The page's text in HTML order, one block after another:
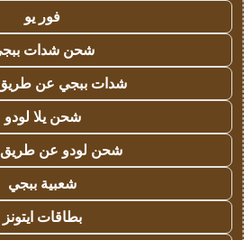
فور يو
شحن شدات
شدات ببجي عن طريق
شحن يلا لودو
شحن لودو عن طريق
شعبية ببجي
بطاقات ايتونز